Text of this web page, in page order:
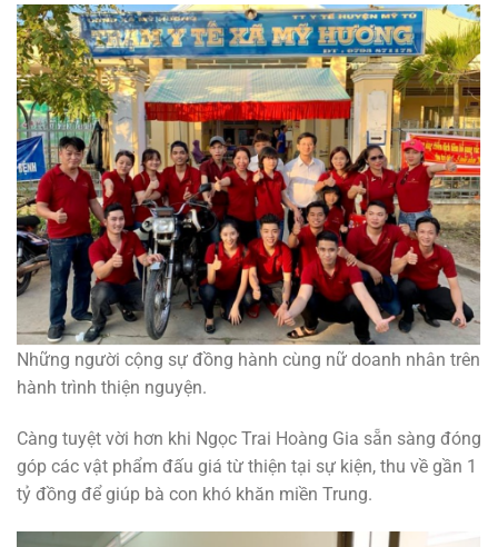
Những người cộng sự đồng hành cùng nữ doanh nhân trên
hành trình thiện nguyện.
Càng tuyệt vời hơn khi Ngọc Trai Hoàng Gia sẵn sàng đóng
góp các vật phẩm đấu giá từ thiện tại sự kiện, thu về gần 1
tỷ đồng để giúp bà con khó khăn miền Trung.